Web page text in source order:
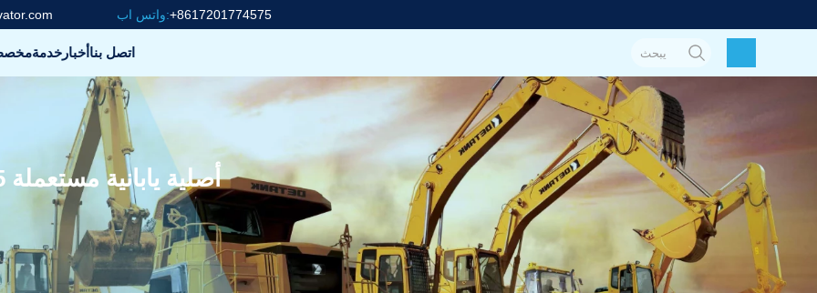
واتس اب:+8617201774575
خدمةأخباراتصل بنا
حفارات مجنزرة هيدروليكية Cat 315 أصلية يابانية مستعملة